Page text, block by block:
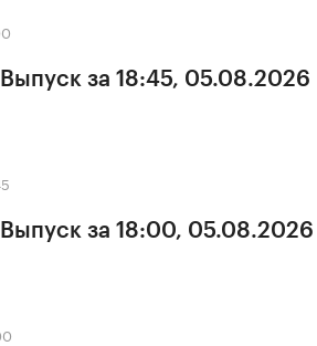
Выпуск за 18:45, 05.08.2026
Выпуск за 18:00, 05.08.2026